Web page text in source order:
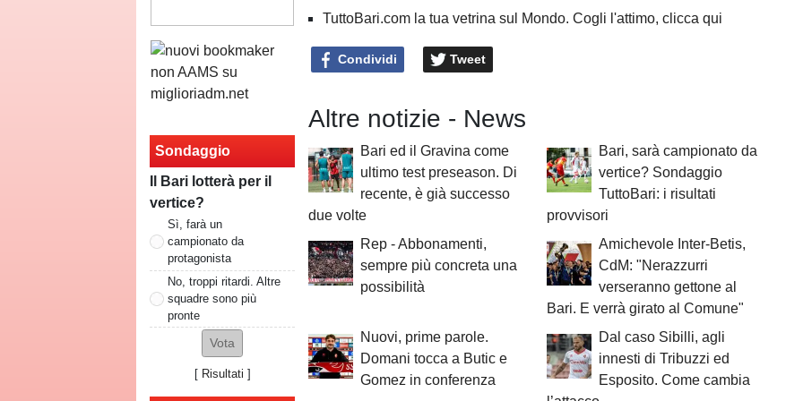
Sondaggio
Il Bari lotterà per il
vertice?
Sì, farà un
campionato da
protagonista
No, troppi ritardi. Altre
squadre sono più
pronte
[ Risultati ]
TuttoBari.com la tua vetrina sul Mondo. Cogli l'attimo, clicca qui
Condividi Tweet
Altre notizie - News
Bari ed il Gravina come
ultimo test preseason. Di
recente, è già successo
due volte
Bari, sarà campionato da
vertice? Sondaggio
TuttoBari: i risultati
provvisori
Rep - Abbonamenti,
sempre più concreta una
possibilità
Amichevole Inter-Betis,
CdM: "Nerazzurri
verseranno gettone al
Bari. E verrà girato al Comune"
Nuovi, prime parole.
Domani tocca a Butic e
Gomez in conferenza
Dal caso Sibilli, agli
innesti di Tribuzzi ed
Esposito. Come cambia